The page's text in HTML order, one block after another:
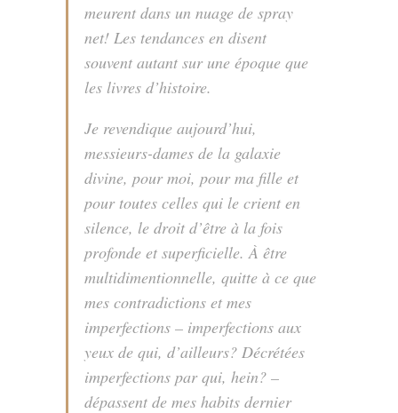
meurent dans un nuage de spray
net! Les tendances en disent
souvent autant sur une époque que
les livres d’histoire.
Je revendique aujourd’hui,
messieurs-dames de la galaxie
divine, pour moi, pour ma fille et
pour toutes celles qui le crient en
silence, le droit d’être à la fois
profonde et superficielle. À être
multidimentionnelle, quitte à ce que
mes contradictions et mes
imperfections – imperfections aux
yeux de qui, d’ailleurs? Décrétées
imperfections par qui, hein? –
dépassent de mes habits dernier